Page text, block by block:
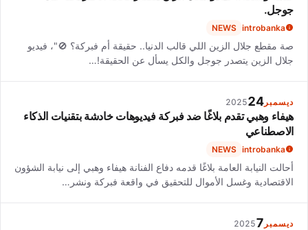
جوجل.
introbanka
NEWS
صة مقطع جلال الزين اللي قالب الدنيا.. حقيقة أم فبركة؟ 🚫"، فيديو
جلال الزين يتصدر جوجل والكل يسأل عن الحقيقة!…
ديسمبر 24
2025
هيفاء وهبي تقدم بلاغًا ضد فبركة فيديوهات خادشة بتقنيات الذكاء
الاصطناعي
introbanka
NEWS
أحالت النيابة العامة بلاغًا قدمه دفاع الفنانة هيفاء وهبي إلى نيابة الشؤون
الاقتصادية وغسل الأموال للتحقيق في واقعة فبركة ونشر…
ديسمبر 7
2025